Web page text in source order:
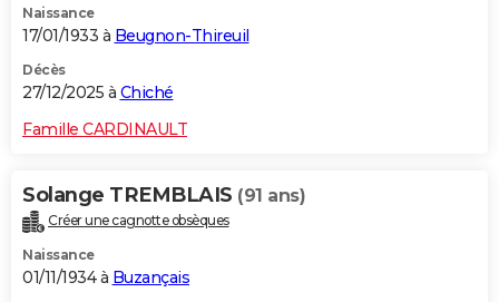
Naissance
17/01/1933 à Beugnon-Thireuil
Décès
27/12/2025 à Chiché
Famille CARDINAULT
Solange TREMBLAIS (91 ans)
Créer une cagnotte obsèques
Naissance
01/11/1934 à Buzançais